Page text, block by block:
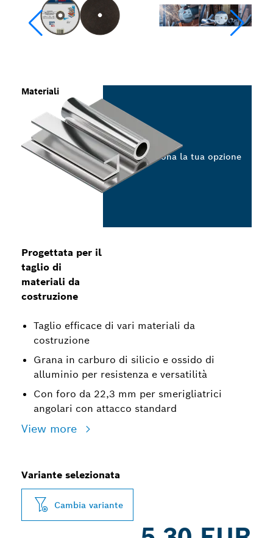
Progettata per il
taglio di
materiali da
costruzione
Taglio efficace di vari materiali da
costruzione
Grana in carburo di silicio e ossido di
alluminio per resistenza e versatilità
Con foro da 22,3 mm per smerigliatrici
angolari con attacco standard
View more
Materiali
Seleziona la tua opzione
Variante selezionata
Cambia variante